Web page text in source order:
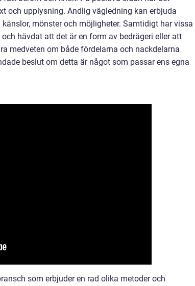
och upplysning. Andlig vägledning kan erbjuda
mönster och möjligheter. Samtidigt har vissa
hävdat att det är en form av bedrägeri eller att
medveten om både fördelarna och nackdelarna
beslut om detta är något som passar ens egna
som erbjuder en rad olika metoder och